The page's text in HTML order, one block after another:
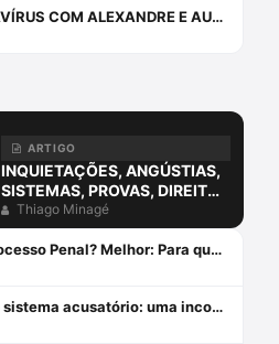
#91 PRISÃO E CORONAVÍRUS COM ALEXANDRE E AURY
ARTIGO
INQUIETAÇÕES, ANGÚSTIAS,
SISTEMAS, PROVAS, DIREITO
E O ERRO DA COMPREENSÃO
JURÍDICA ESTUDANDO
APENAS O DIREITO.
Thiago Minagé
Qual a finalidade do Processo Penal? Melhor: Para que serve o Processo Penal?
O artigo 385 do cpp e o sistema acusatório: uma incompatiblidade com a constituição federal